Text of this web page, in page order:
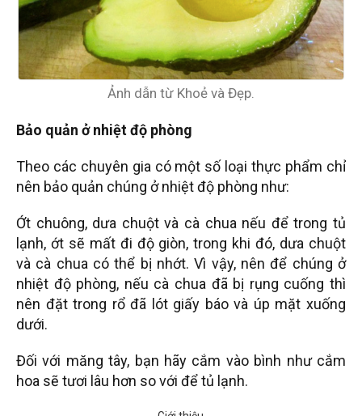
Ảnh dẫn từ Khoẻ và Đẹp.
Bảo quản ở nhiệt độ phòng
Theo các chuyên gia có một số loại thực phẩm chỉ
nên bảo quản chúng ở nhiệt độ phòng như:
Ớt chuông, dưa chuột và cà chua nếu để trong tủ
lạnh, ớt sẽ mất đi độ giòn, trong khi đó, dưa chuột
và cà chua có thể bị nhớt. Vì vậy, nên để chúng ở
nhiệt độ phòng, nếu cà chua đã bị rụng cuống thì
nên đặt trong rổ đã lót giấy báo và úp mặt xuống
dưới.
Đối với măng tây, bạn hãy cắm vào bình như cắm
hoa sẽ tươi lâu hơn so với để tủ lạnh.